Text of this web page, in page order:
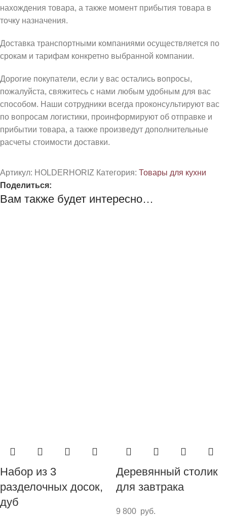
нахождения товара, а также момент прибытия товара в
точку назначения.
Доставка транспортными компаниями осуществляется по
срокам и тарифам конкретно выбранной компании.
Дорогие покупатели, если у вас остались вопросы,
пожалуйста, свяжитесь с нами любым удобным для вас
способом. Наши сотрудники всегда проконсультируют вас
по вопросам логистики, проинформируют об отправке и
прибытии товара, а также произведут дополнительные
расчеты стоимости доставки.
Артикул: HOLDERHORIZ Категория: Товары для кухни
Поделиться:
Вам также будет интересно…
Набор из 3
разделочных досок,
дуб
Деревянный столик
для завтрака
9 800 руб.